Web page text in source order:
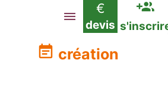
€
devis
création